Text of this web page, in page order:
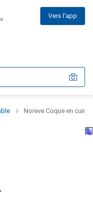
Vers l'app
Noreve Coque en cuir